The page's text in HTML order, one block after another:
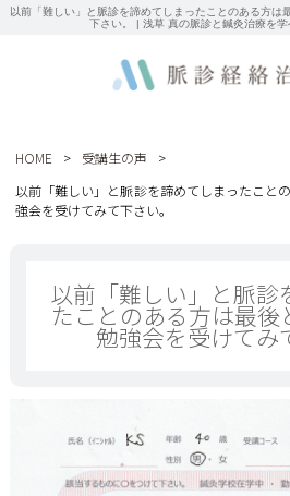
以前「難しい」と脈診を諦めてしまったことのある方は
下さい。 | 浅草 真の脈診と鍼灸治療を
HOME > 受講生の声
>
以前「難しい」と脈診を諦めてしまったこと
強会を受けてみて下さい。
以前「難しい」と脈診
たことのある方は最後
勉強会を受けてみ